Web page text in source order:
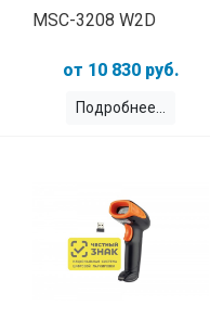
MSC-3208 W2D
10 830 руб.
Подробнее